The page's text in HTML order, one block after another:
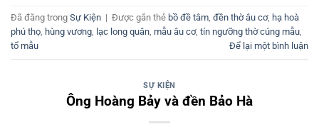
Đã đăng trong Sự Kiện | Được gắn thẻ bồ đề tâm, đền thờ âu cơ, hạ hoà
phú thọ, hùng vương, lạc long quân, mẫu âu cơ, tín ngưỡng thờ cúng mẫu,
tổ mẫu
Để lại một bình luận
SỰ KIỆN
Ông Hoàng Bảy và đền Bảo Hà